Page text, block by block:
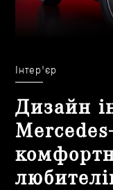
Інтер'єр
Дизайн